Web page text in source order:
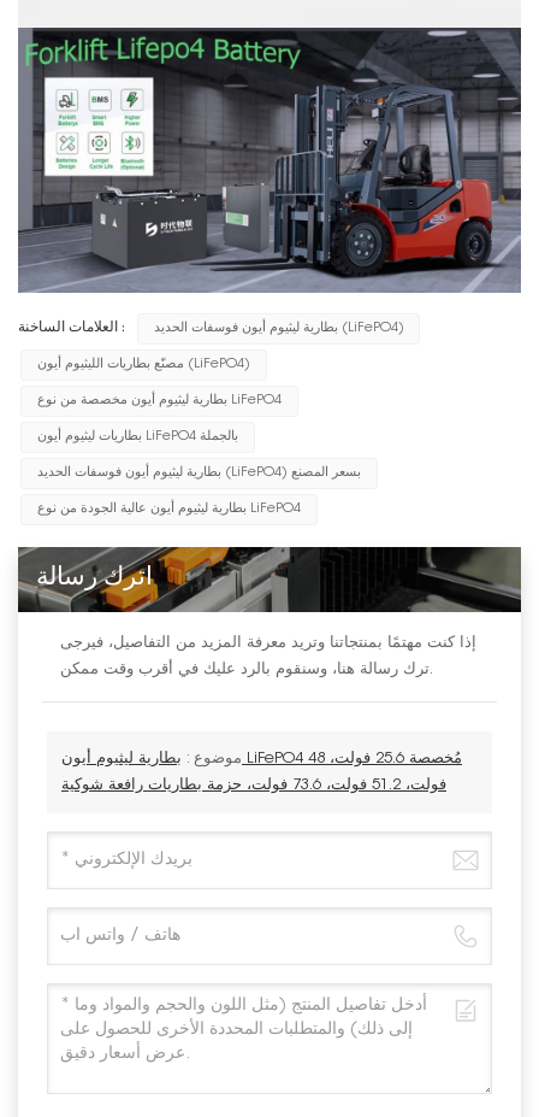
العلامات الساخنة : بطارية ليثيوم أيون فوسفات الحديد (LiFePO4)
مصنّع بطاريات الليثيوم أيون (LiFePO4)
بطارية ليثيوم أيون مخصصة من نوع LiFePO4
بطاريات ليثيوم أيون LiFePO4 بالجملة
بطارية ليثيوم أيون فوسفات الحديد (LiFePO4) بسعر المصنع
بطارية ليثيوم أيون عالية الجودة من نوع LiFePO4
اترك رسالة
إذا كنت مهتمًا بمنتجاتنا وتريد معرفة المزيد من التفاصيل، فيرجى
موضوع : بطارية ليثيوم أيون LiFePO4 مُخصصة 25.6 فولت، 48
فولت، 51.2 فولت، 73.6 فولت، حزمة بطاريات رافعة شوكية